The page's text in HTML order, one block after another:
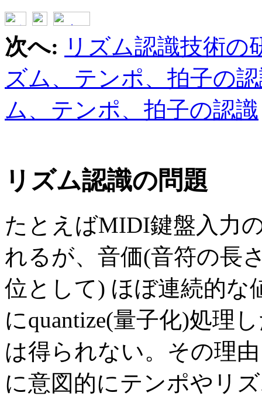
次へ: リズム認識技術の
ズム、テンポ、拍子の
ム、テンポ、拍子の認識
リズム認識の問題
たとえばMIDI鍵盤入力
れるが、音価(音符の長
位として) ほぼ連続的な
にquantize(量子化)処理
は得られない。その理
に意図的にテンポやリ